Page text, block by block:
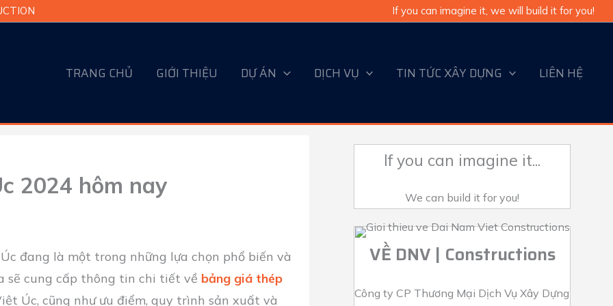
If you can imagine it, we will build it for you!
TRANG CHỦ GIỚI THIỆU DỰ ÁN DỊCH VỤ TIN TỨC XÂY DỰNG LIÊN HỆ
2024 hôm nay
đang là một trong những lựa chọn phổ biến và
sẽ cung cấp thông tin chi tiết về bảng giá thép
Úc, cũng như ưu điểm, quy trình sản xuất và
If you can imagine it...
We can build it for you!
VỀ DNV | Constructions
Công ty CP Thương Mại Dịch Vụ Xây Dựng